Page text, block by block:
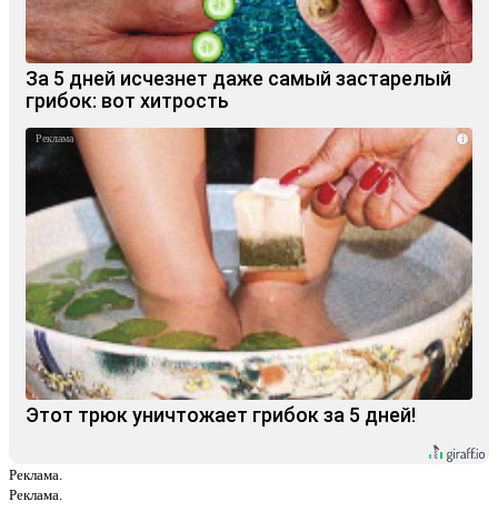
За 5 дней исчезнет даже самый застарелый
грибок: вот хитрость
i
Этот трюк уничтожает грибок за 5 дней!
Реклама.
Реклама.